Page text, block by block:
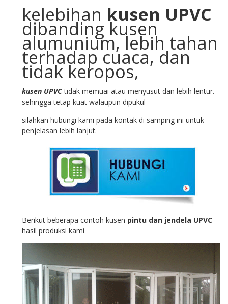
kelebihan kusen UPVC
dibanding kusen
alumunium, lebih tahan
terhadap cuaca, dan
tidak keropos,
kusen UPVCtidak memuai atau menyusut dan lebih lentur.
sehingga tetap kuat walaupun dipukul
silahkan hubungi kami pada kontak di samping ini untuk
penjelasan lebih lanjut.
Berikut beberapa contoh kusen pintu dan jendela UPVC
hasil produksi kami